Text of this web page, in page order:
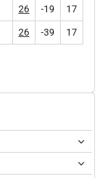
26 -19 17
26 -39 17